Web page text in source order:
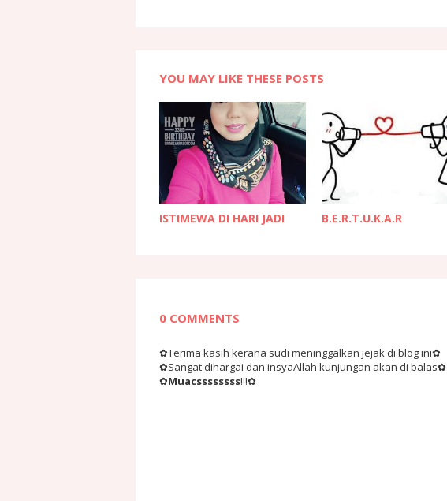
YOU MAY LIKE THESE POSTS
ISTIMEWA DI HARI JADI B.E.R.T.U.K.A.R
0 COMMENTS
✿Terima kasih kerana sudi meninggalkan jejak di blog ini✿
✿Sangat dihargai dan insyaAllah kunjungan akan di balas✿
✿Muacssssssss!!!✿